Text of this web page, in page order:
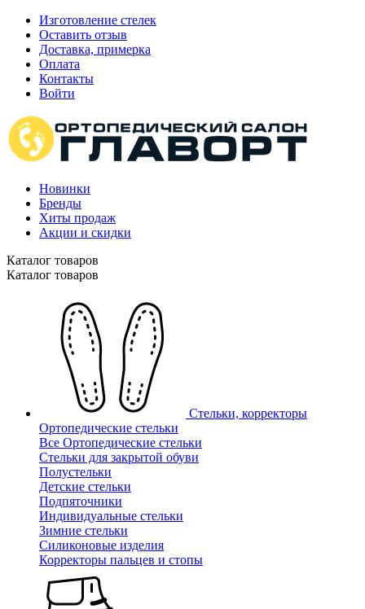
Изготовление стелек
Оставить отзыв
Доставка, примерка
Оплата
Контакты
Войти
Новинки
Бренды
Хиты продаж
Акции и скидки
Каталог товаров
Каталог товаров
Стельки, корректоры
Ортопедические стельки
Все Ортопедические стельки
Стельки для закрытой обуви
Полустельки
Детские стельки
Подпяточники
Индивидуальные стельки
Зимние стельки
Силиконовые изделия
Корректоры пальцев и стопы